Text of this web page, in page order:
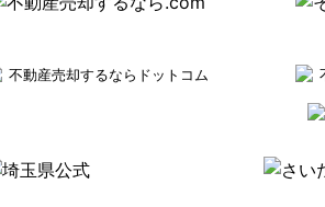
不動産売却するならドットコム